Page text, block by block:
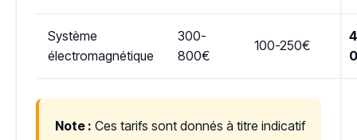
Système
électromagnétique
300-
800€
100-250€
Note : Ces tarifs sont donnés à titre indicatif